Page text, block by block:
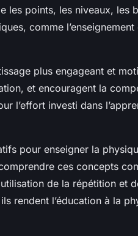
les points, les niveaux, les
comme
plus engageant et
et encouragent la
l’effort investi dans
pour enseigner la
ces concepts
de la répétition et
rendent l’éducation à la